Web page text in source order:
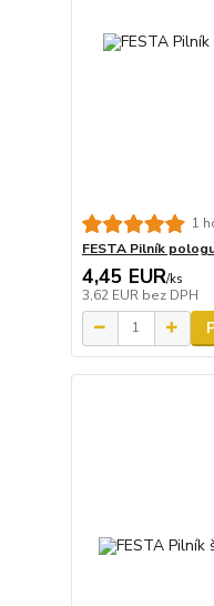
1
FESTA Pilník
4,45 EUR/ks
3,62 EUR bez DPH